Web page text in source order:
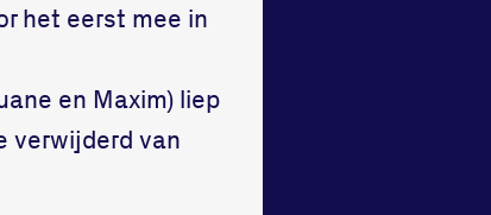
het eerst mee in
en Maxim) liep
verwijderd van